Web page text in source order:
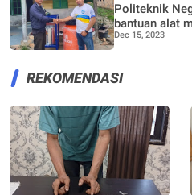
Politeknik
bantuan alat
kreatif
Dec 15, 2023
REKOMENDASI